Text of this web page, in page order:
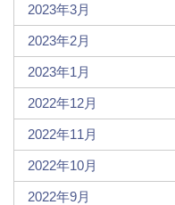
2023年3月
2023年2月
2023年1月
2022年12月
2022年11月
2022年10月
2022年9月